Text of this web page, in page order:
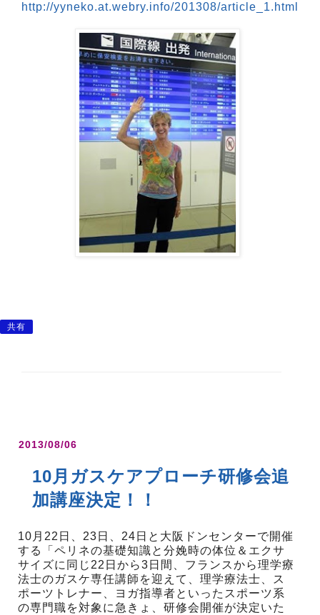
http://yyneko.at.webry.info/201308/article_1.html
共有
2013/08/06
10月ガスケアプローチ研修会追
加講座決定！！
10月22日、23日、24日と大阪ドンセンターで開催
する「ペリネの基礎知識と分娩時の体位＆エクサ
サイズに同じ22日から3日間、フランスから理学療
法士のガスケ専任講師を迎えて、理学療法士、ス
ポーツトレナー、ヨガ指導者といったスポーツ系
の専門職を対象に急きょ、研修会開催が決定いた